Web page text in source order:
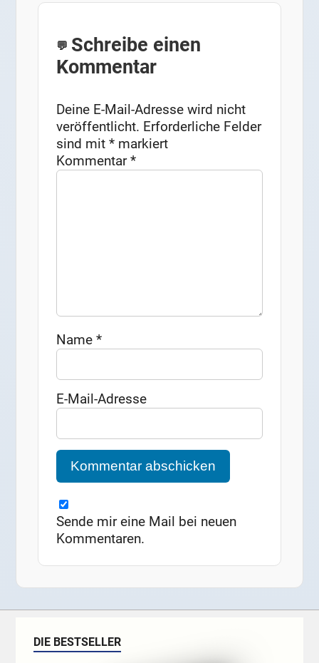
Schreibe einen
Kommentar
Deine E-Mail-Adresse wird nicht
veröffentlicht. Erforderliche Felder
sind mit* markiert
Kommentar*
Name*
E-Mail-Adresse
Sende mir eine Mail bei neuen
Kommentaren.
DIE BESTSELLER